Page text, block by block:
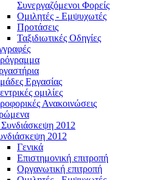
Συνεργαζόμενοι Φορείς
Ομιλητές - Εμψυχωτές
Προτάσεις
Ταξιδιωτικές Οδηγίες
Εργασίας
ομιλίες
Ανακοινώσεις
Συνδιάσκεψη 2012
2012
Γενικά
Επιστημονική επιτροπή
Οργανωτική επιτροπή